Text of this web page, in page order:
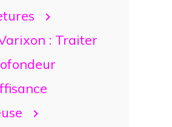
: Traiter